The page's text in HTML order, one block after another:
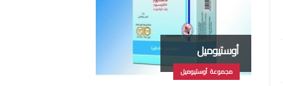
أوستيوميل
مجموعة أوستيوميل